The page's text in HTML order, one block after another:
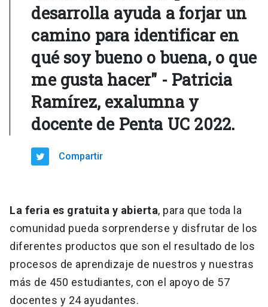
desarrolla ayuda a forjar un
camino para identificar en
qué soy bueno o buena, o que
me gusta hacer" - Patricia
Ramírez, exalumna y
docente de Penta UC 2022.
Compartir
La feria es gratuita y abierta, para que toda la
comunidad pueda sorprenderse y disfrutar de los
diferentes productos que son el resultado de los
procesos de aprendizaje de nuestros y nuestras
más de 450 estudiantes, con el apoyo de 57
docentes y 24 ayudantes.